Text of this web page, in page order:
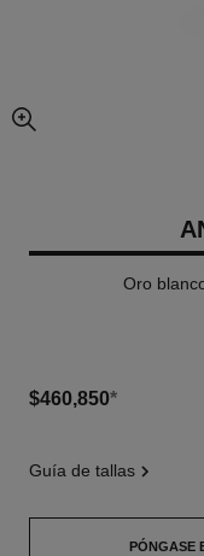
imagen agrandada
Oro
$460,850*
guía de tallas
PÓNGASE